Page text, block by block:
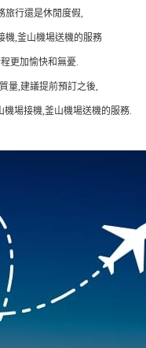
旅行還是休閒度假,
機,釜山機場送機的服務
更加愉快和無憂.
量,建議提前預訂之後,
機場接機,釜山機場送機的服務.